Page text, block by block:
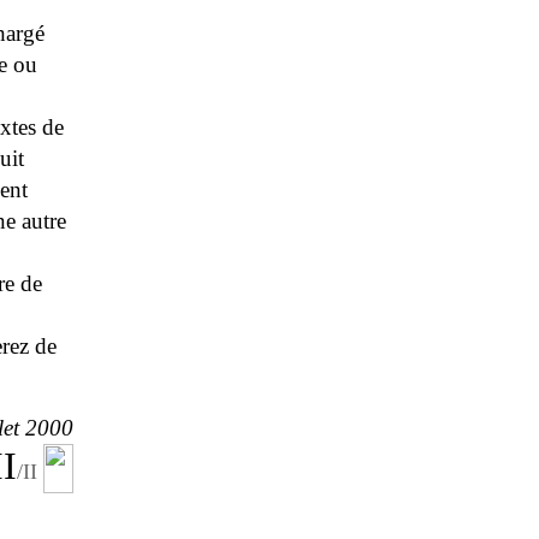
ou
de
autre
de
de
2000
/II